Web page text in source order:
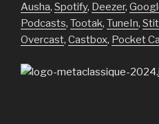
Ausha, Spotify, Deezer,
Podcasts, Tootak, TuneIn,
Overcast, Castbox, Pocket